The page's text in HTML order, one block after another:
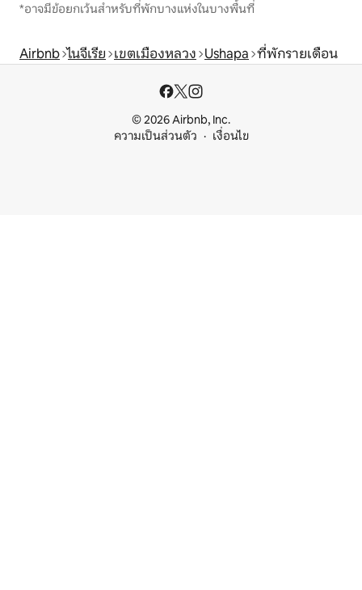
*อาจมีข้อยกเว้นสำหรับที่พักบางแห่งในบางพื้นที่
Airbnb ไนจีเรีย เขตเมืองหลวง Ushapa ที่พักรายเดือน
© 2026 Airbnb, Inc.
ความเป็นส่วนตัว
เงื่อนไข